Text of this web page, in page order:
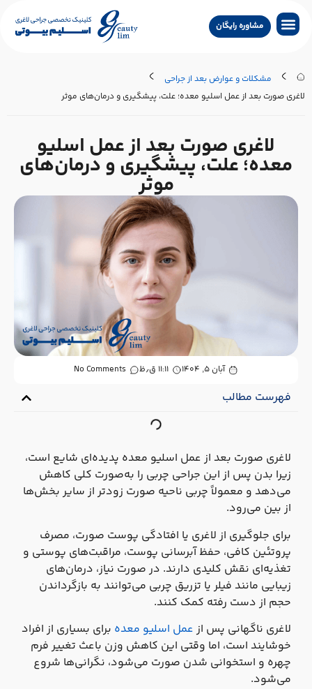
مشاوره رایگان
مشکلات و عوارض بعد از جراحی
صورت بعد از عمل اسلیو معده؛ علت، پیشگیری و درمان‌های موثر
لاغری صورت بعد از عمل اسلیو
معده؛ علت، پیشگیری و درمان‌های
موثر
آبان ۵, ۱۴۰۴ ۱۱:۱۱ ق٫ظ No Comments
فهرست مطالب
لاغری صورت بعد از عمل اسلیو معده پدیده‌ای شایع است،
زیرا بدن پس از این جراحی چربی را به‌صورت کلی کاهش
می‌دهد و معمولاً چربی ناحیه صورت زودتر از سایر بخش‌ها
از بین می‌رود.
برای جلوگیری از لاغری یا افتادگی پوست صورت، مصرف
پروتئین کافی، حفظ آبرسانی پوست، مراقبت‌های پوستی و
تغذیه‌ای نقش کلیدی دارند. در صورت نیاز، درمان‌های
زیبایی مانند فیلر یا تزریق چربی می‌توانند به بازگرداندن
حجم از دست رفته کمک کنند.
لاغری ناگهانی پس از عمل اسلیو معدهبرای بسیاری از افراد
خوشایند است، اما وقتی این کاهش وزن باعث تغییر فرم
چهره و استخوانی شدن صورت می‌شود، نگرانی‌ها شروع
می‌شود.